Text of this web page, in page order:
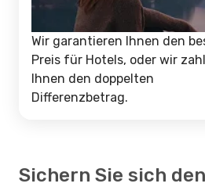
Wir garantieren Ihnen den
Preis für Hotels, oder wir
Ihnen den doppelten
Differenzbetrag.
Sichern Sie sich